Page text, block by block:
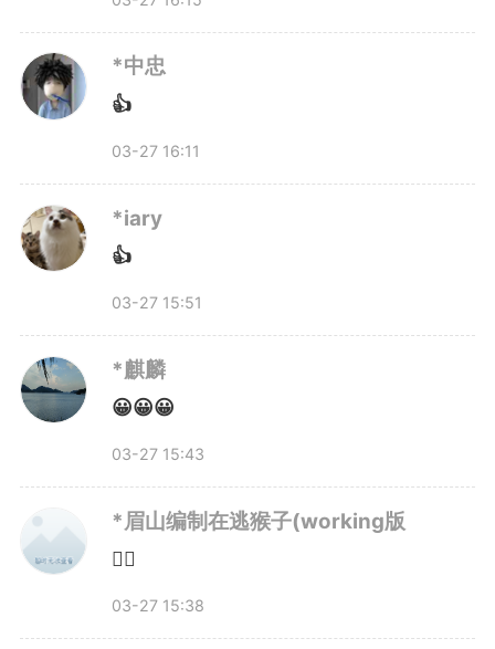
管和午餐服务，开展体育锻炼、美
育、劳动、科技实践、阅读等活
动。重点是：托管服务不收费。
人社部门鼓励用人单位结合带
薪休假制度，采取错峰休假、调休
补休等措施，优先满足有未成年子
女的职工休假需求。文旅部门则开
园风光游等精品线路，博物馆、科
技馆等公益场馆也将对接春假安
*中忠
👍
03-27 16:11
*iary
👍
03-27 15:51
*麒麟
😀😀😀
03-27 15:43
*眉山编制在逃猴子(working版
👍🏻
03-27 15:38